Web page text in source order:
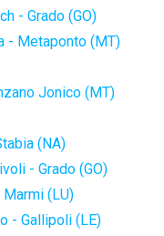
- Grado (GO)
- Metaponto (MT)
Jonico (MT)
(NA)
- Grado (GO)
(LU)
- Gallipoli (LE)